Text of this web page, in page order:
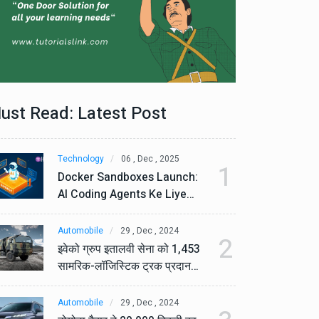
Read: Latest Post
Technology 06 , Dec , 2025
Docker Sandboxes Launch:
AI Coding Agents Ke Liye
Secure Solution | Hindeez
1
Automobile 29 , Dec , 2024
इवेको ग्रुप इतालवी सेना को 1,453
सामरिक-लॉजिस्टिक ट्रक प्रदान
करेगा।
2
Automobile 29 , Dec , 2024